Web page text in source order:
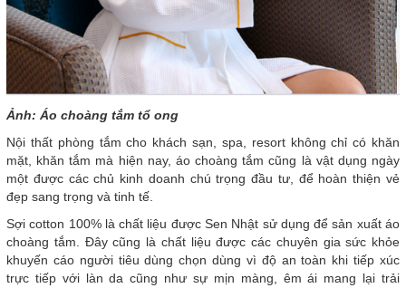
Ảnh: Áo choàng tắm tổ ong
Nội thất phòng tắm cho khách sạn, spa, resort không chỉ có khăn
mặt, khăn tắm mà hiện nay, áo choàng tắm cũng là vật dụng ngày
một được các chủ kinh doanh chú trọng đầu tư, để hoàn thiện vẻ
đẹp sang trọng và tinh tế.
Sợi cotton 100% là chất liệu được Sen Nhật sử dụng để sản xuất áo
choàng tắm. Đây cũng là chất liệu được các chuyên gia sức khỏe
khuyến cáo người tiêu dùng chọn dùng vì độ an toàn khi tiếp xúc
trực tiếp với làn da cũng như sự mịn màng, êm ái mang lại trải